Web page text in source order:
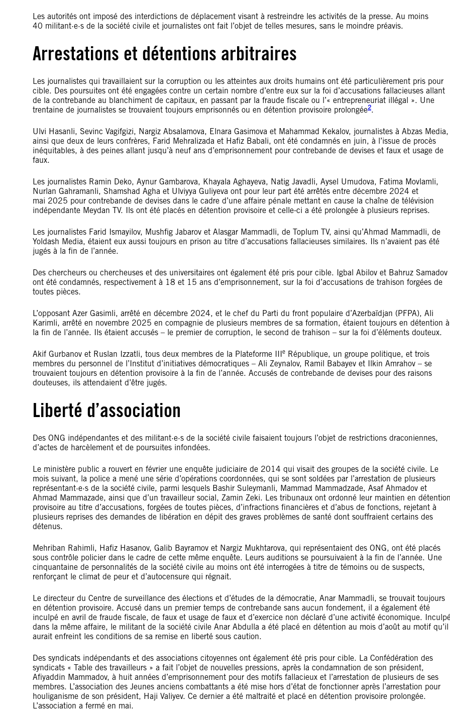
Les autorités ont imposé des interdictions de déplacement visant à restreindre les activités de la presse. Au moins
40 militant·e·s de la société civile et journalistes ont fait l’objet de telles mesures, sans le moindre préavis.
Arrestations et détentions arbitraires
Les journalistes qui travaillaient sur la corruption ou les atteintes aux droits humains ont été particulièrement pris pour
cible. Des poursuites ont été engagées contre un certain nombre d’entre eux sur la foi d’accusations fallacieuses allant
de la contrebande au blanchiment de capitaux, en passant par la fraude fiscale ou l’« entrepreneuriat illégal ». Une
trentaine de journalistes se trouvaient toujours emprisonnés ou en détention provisoire prolongée2.
Ulvi Hasanli, Sevinc Vagifgizi, Nargiz Absalamova, Elnara Gasimova et Mahammad Kekalov, journalistes à Abzas Media,
ainsi que deux de leurs confrères, Farid Mehralizada et Hafiz Babali, ont été condamnés en juin, à l’issue de procès
inéquitables, à des peines allant jusqu’à neuf ans d’emprisonnement pour contrebande de devises et faux et usage de
faux.
Les journalistes Ramin Deko, Aynur Gambarova, Khayala Aghayeva, Natig Javadli, Aysel Umudova, Fatima Movlamli,
Nurlan Gahramanli, Shamshad Agha et Ulviyya Guliyeva ont pour leur part été arrêtés entre décembre 2024 et
mai 2025 pour contrebande de devises dans le cadre d’une affaire pénale mettant en cause la chaîne de télévision
indépendante Meydan TV. Ils ont été placés en détention provisoire et celle-ci a été prolongée à plusieurs reprises.
Les journalistes Farid Ismayilov, Mushfig Jabarov et Alasgar Mammadli, de Toplum TV, ainsi qu’Ahmad Mammadli, de
Yoldash Media, étaient eux aussi toujours en prison au titre d’accusations fallacieuses similaires. Ils n’avaient pas été
jugés à la fin de l’année.
Des chercheurs ou chercheuses et des universitaires ont également été pris pour cible. Igbal Abilov et Bahruz Samadov
ont été condamnés, respectivement à 18 et 15 ans d’emprisonnement, sur la foi d’accusations de trahison forgées de
toutes pièces.
L’opposant Azer Gasimli, arrêté en décembre 2024, et le chef du Parti du front populaire d’Azerbaïdjan (PFPA), Ali
Karimli, arrêté en novembre 2025 en compagnie de plusieurs membres de sa formation, étaient toujours en détention à
la fin de l’année. Ils étaient accusés – le premier de corruption, le second de trahison – sur la foi d’éléments douteux.
Akif Gurbanov et Ruslan Izzatli, tous deux membres de la Plateforme IIIe République, un groupe politique, et trois
membres du personnel de l’Institut d’initiatives démocratiques – Ali Zeynalov, Ramil Babayev et Ilkin Amrahov – se
trouvaient toujours en détention provisoire à la fin de l’année. Accusés de contrebande de devises pour des raisons
douteuses, ils attendaient d’être jugés.
Liberté d’association
Des ONG indépendantes et des militant·e·s de la société civile faisaient toujours l’objet de restrictions draconiennes,
d’actes de harcèlement et de poursuites infondées.
Le ministère public a rouvert en février une enquête judiciaire de 2014 qui visait des groupes de la société civile. Le
mois suivant, la police a mené une série d’opérations coordonnées, qui se sont soldées par l’arrestation de plusieurs
représentant·e·s de la société civile, parmi lesquels Bashir Suleymanli, Mammad Mammadzade, Asaf Ahmadov et
Ahmad Mammazade, ainsi que d’un travailleur social, Zamin Zeki. Les tribunaux ont ordonné leur maintien en détention
provisoire au titre d’accusations, forgées de toutes pièces, d’infractions financières et d’abus de fonctions, rejetant à
plusieurs reprises des demandes de libération en dépit des graves problèmes de santé dont souffraient certains des
détenus.
Mehriban Rahimli, Hafiz Hasanov, Galib Bayramov et Nargiz Mukhtarova, qui représentaient des ONG, ont été placés
sous contrôle policier dans le cadre de cette même enquête. Leurs auditions se poursuivaient à la fin de l’année. Une
cinquantaine de personnalités de la société civile au moins ont été interrogées à titre de témoins ou de suspects,
renforçant le climat de peur et d’autocensure qui régnait.
Le directeur du Centre de surveillance des élections et d’études de la démocratie, Anar Mammadli, se trouvait toujours
en détention provisoire. Accusé dans un premier temps de contrebande sans aucun fondement, il a également été
inculpé en avril de fraude fiscale, de faux et usage de faux et d’exercice non déclaré d’une activité économique.
dans la même affaire, le militant de la société civile Anar Abdulla a été placé en détention au mois d’août au motif qu’il
aurait enfreint les conditions de sa remise en liberté sous caution.
Des syndicats indépendants et des associations citoyennes ont également été pris pour cible. La Confédération des
syndicats « Table des travailleurs » a fait l’objet de nouvelles pressions, après la condamnation de son président,
Afiyaddin Mammadov, à huit années d’emprisonnement pour des motifs fallacieux et l’arrestation de plusieurs de ses
membres. L’association des Jeunes anciens combattants a été mise hors d’état de fonctionner après l’arrestation pour
houliganisme de son président, Haji Valiyev. Ce dernier a été maltraité et placé en détention provisoire prolongée.
L’association a fermé en mai.